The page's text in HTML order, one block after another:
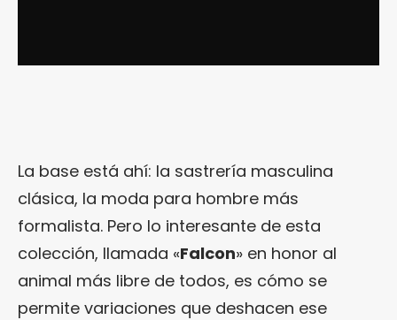
La base está ahí: la sastrería masculina
clásica, la moda para hombre más
formalista. Pero lo interesante de esta
colección, llamada «Falcon» en honor al
animal más libre de todos, es cómo se
permite variaciones que deshacen ese